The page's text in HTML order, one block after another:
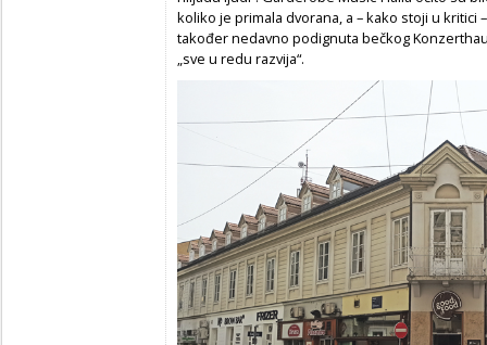
koliko je primala dvorana, a – kako stoji u
također nedavno podignuta bečkog
„sve u redu razvija“.